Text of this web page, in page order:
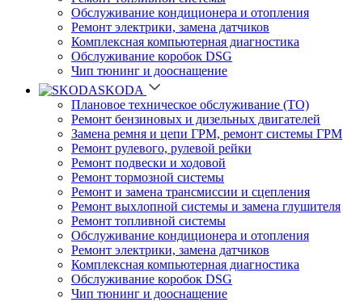
Обслуживание кондиционера и отопления
Ремонт электрики, замена датчиков
Комплексная компьютерная диагностика
Обслуживание коробок DSG
Чип тюнинг и дооснащение
SKODA
Плановое техническое обслуживание (ТО)
Ремонт бензиновых и дизельных двигателей
Замена ремня и цепи ГРМ, ремонт системы ГРМ
Ремонт рулевого, рулевой рейки
Ремонт подвески и ходовой
Ремонт тормозной системы
Ремонт и замена трансмиссии и сцепления
Ремонт выхлопной системы и замена глушителя
Ремонт топливной системы
Обслуживание кондиционера и отопления
Ремонт электрики, замена датчиков
Комплексная компьютерная диагностика
Обслуживание коробок DSG
Чип тюнинг и дооснащение